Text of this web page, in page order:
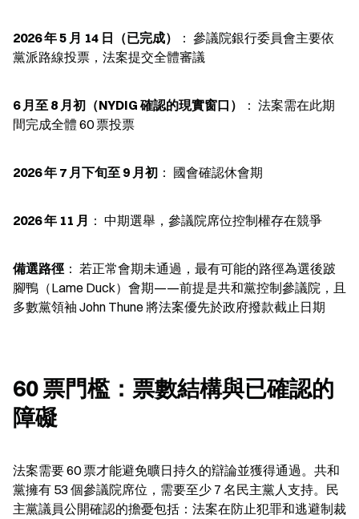
2026 年 5 月 14 日（已完成）
： 參議院銀行委員會主要依
黨派路線投票，法案提交全體審議
6 月至 8 月初（NYDIG 確認的現實窗口）
： 法案需在此期
間完成全體 60 票投票
2026 年 7 月下旬至 9 月初 ： 國會確認休會期
2026 年 11 月 ： 中期選舉，參議院席位控制權存在競爭
備選路徑 ： 若正常會期未通過，最有可能的路徑為選後跛
腳鴨（Lame Duck）會期——前提是共和黨控制參議院，且
多數黨領袖 John Thune 將法案優先於政府撥款截止日期
60 票門檻：票數結構與已確認的
障礙
法案需要 60 票才能避免曠日持久的辯論並獲得通過。共和
黨擁有 53 個參議院席位，需要至少 7 名民主黨人支持。民
主黨議員公開確認的擔憂包括：法案在防止犯罪和逃避制裁